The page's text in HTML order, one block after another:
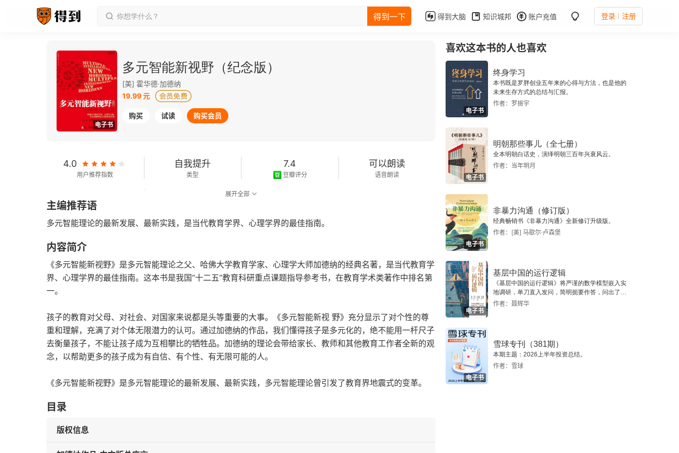
得到一下 得到大脑 知识城邦 账户充值 登录 注册
电子书
多元智能新视野（纪念版）
[美] 霍华德·加德纳
19.99 元
购买 试读 购买会员
4.0
用户推荐指数
自我提升
类型
7.4
豆瓣评分
可以朗读
语音朗读
字数
展开全部
主编推荐语
多元智能理论的最新发展、最新实践，是当代教育学界、心理学界的最佳指南。
内容简介
《多元智能新视野》是多元智能理论之父、哈佛大学教育学家、心理学大师加德纳的经典名著，是当代教育学
界、心理学界的最佳指南。这本书是我国“十二五”教育科研重点课题指导参考书，在教育学术类著作中排名第
一。
孩子的教育对父母、对社会、对国家来说都是头等重要的大事。《多元智能新视 野》充分显示了对个性的尊
重和理解，充满了对个体无限潜力的认可。通过加德纳的作品，我们懂得孩子是多元化的，绝不能用一杆尺子
去衡量孩子，不能让孩子成为互相攀比的牺牲品。加德纳的理论会带给家长、教师和其他教育工作者全新的观
念，以帮助更多的孩子成为有自信、有个性、有无限可能的人。
《多元智能新视野》是多元智能理论的最新发展、最新实践，多元智能理论曾引发了教育界地震式的变革。
目录
版权信息
喜欢这本书的人也喜欢
电子书
终身学习
本书既是罗胖创业五年来的心得与方法，也是他的
未来生存方式的总结与汇报。
作者：罗振宇
电子书
明朝那些事儿（全七册）
全本明朝白话史，演绎明朝三百年兴衰风云。
作者：当年明月
电子书
非暴力沟通（修订版）
经典畅销书《非暴力沟通》全新修订升级版。
作者：[美] 马歇尔·卢森堡
电子书
基层中国的运行逻辑
《基层中国的运行逻辑》将严谨的数学模型嵌入实
地调研，单刀直入发问，简明扼要作答，问出了一
个真实切近的基层中国。
作者：聂辉华
电子书
雪球专刊（381期）
本期主题：2026上半年投资总结。
作者：雪球